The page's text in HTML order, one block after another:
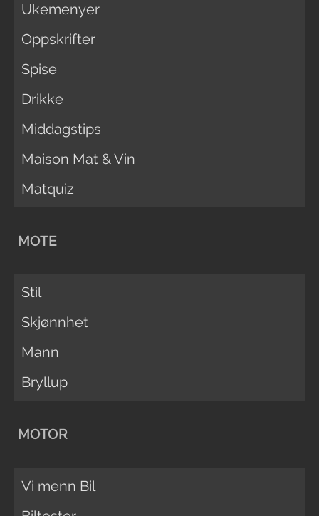
Ukemenyer
Oppskrifter
Spise
Drikke
Middagstips
Maison Mat & Vin
Matquiz
MOTE
Stil
Skjønnhet
Mann
Bryllup
MOTOR
Vi menn Bil